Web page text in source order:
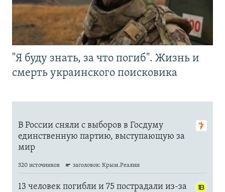
"Я буду знать, за что погиб". Жизнь и
смерть украинского поисковика